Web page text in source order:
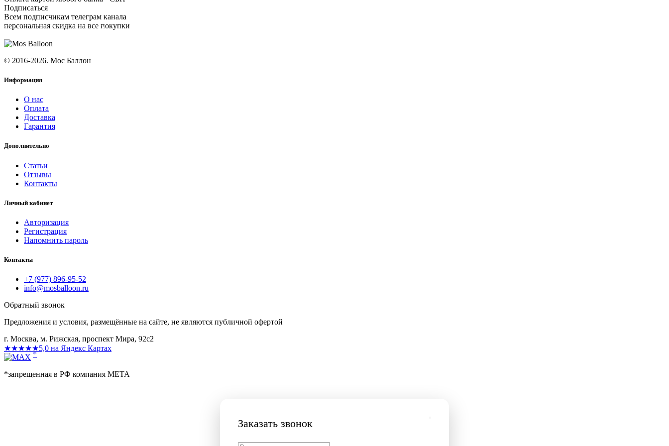
Подписаться
Всем подписчикам телеграм канала
персональная скидка на все покупки
© 2016-2026. Мос Баллон
Информация
О нас
Оплата
Доставка
Гарантия
Дополнительно
Статьи
Отзывы
Контакты
Личный кабинет
Авторизация
Регистрация
Напомнить пароль
Контакты
+7 (977) 896-95-52
info@mosballoon.ru
Обратный звонок
Предложения и условия, размещённые на сайте, не являются публичной офертой
г. Москва, м. Рижская, проспект Мира, 92с2
★★★★★5,0 на Яндекс Картах
*
*запрещенная в РФ компания МЕТА
Заказать звонок